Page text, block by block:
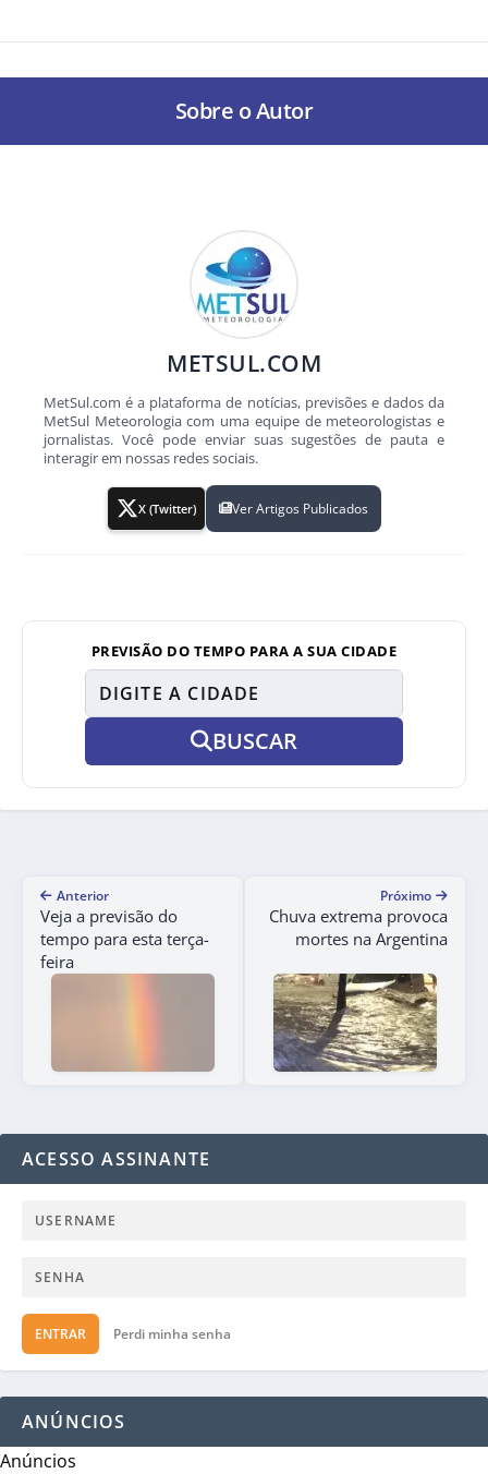
Sobre o Autor
METSUL.COM
MetSul.com é a plataforma de notícias, previsões e dados da
MetSul Meteorologia com uma equipe de meteorologistas e
jornalistas. Você pode enviar suas sugestões de pauta e
interagir em nossas redes sociais.
X (Twitter) Ver Artigos Publicados
PREVISÃO DO TEMPO PARA A SUA CIDADE
BUSCAR
Anterior
Veja a previsão do
tempo para esta terça-
feira
Próximo
Chuva extrema provoca
mortes na Argentina
ACESSO ASSINANTE
ENTRAR Perdi minha senha
ANÚNCIOS
Anúncios